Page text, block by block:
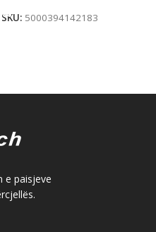
SKU: 5000394142183
e paisjeve